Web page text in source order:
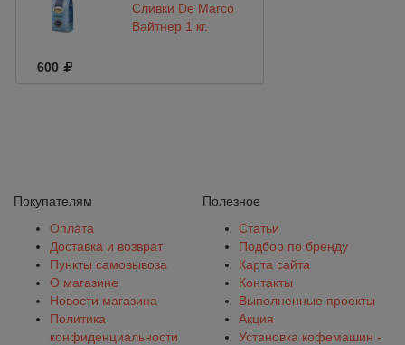
Сливки De Marco
Вайтнер 1 кг.
600
Покупателям
Оплата
Доставка и возврат
Пункты самовывоза
О магазине
Новости магазина
Политика
конфиденциальности
Полезное
Статьи
Подбор по бренду
Карта сайта
Контакты
Выполненные проекты
Акция
Установка кофемашин -